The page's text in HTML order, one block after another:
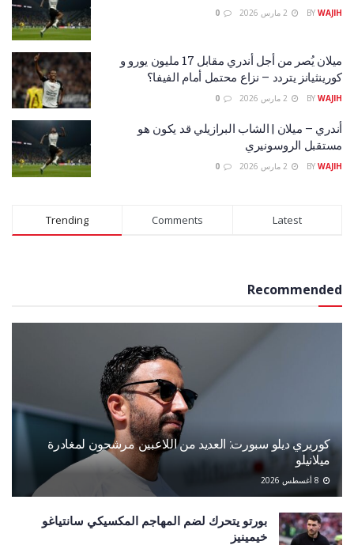
BY WAJIH
ميلان يُصر من أجل أندري مقابل 17 مليون يورو و
كورينثيانز يتردد – نزاع محتمل أمام الفيفا؟
BY WAJIH
أندري – ميلان | الشاب البرازيلي قد يكون هو
مستقبل الروسونيري
BY WAJIH
Trending Comments Latest
Recommended
كوريري ديلو سبورت: العديد من اللاعبين مرشحون لمغادرة
ميلانيلو
بورتو يتحرك لضم المهاجم المكسيكي سانتياغو
خيمينيز